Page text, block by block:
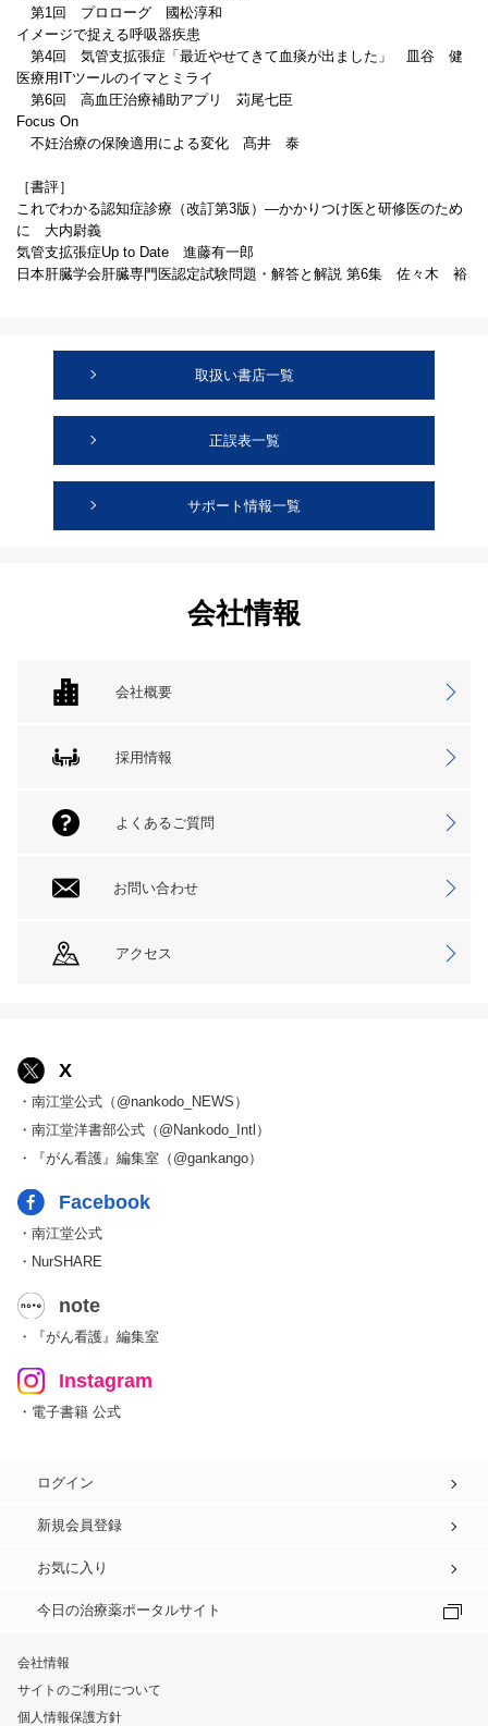
第1回 プロローグ 國松淳和
イメージで捉える呼吸器疾患
第4回 気管支拡張症「最近やせてきて血痰が出ました」 皿谷 健
医療用ITツールのイマとミライ
第6回 高血圧治療補助アプリ 苅尾七臣
Focus On
不妊治療の保険適用による変化 髙井 泰
［書評］
これでわかる認知症診療（改訂第3版）―かかりつけ医と研修医のため
に 大内尉義
気管支拡張症Up to Date 進藤有一郎
日本肝臓学会肝臓専門医認定試験問題・解答と解説 第6集 佐々木 裕
取扱い書店一覧
正誤表一覧
サポート情報一覧
会社情報
会社概要
採用情報
よくあるご質問
お問い合わせ
アクセス
X
・南江堂公式（@nankodo_NEWS）
・南江堂洋書部公式（@Nankodo_Intl）
・『がん看護』編集室（@gankango）
Facebook
・南江堂公式
・NurSHARE
note
・『がん看護』編集室
Instagram
・電子書籍 公式
ログイン
新規会員登録
お気に入り
今日の治療薬ポータルサイト
会社情報
サイトのご利用について
個人情報保護方針